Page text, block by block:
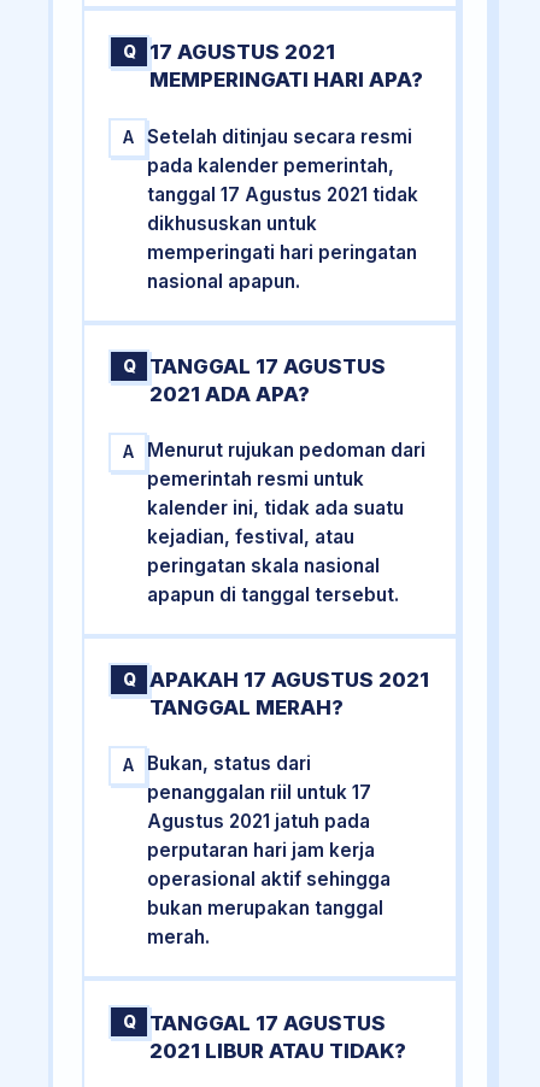
Q
17 AGUSTUS 2021
MEMPERINGATI HARI APA?
A
Setelah ditinjau secara resmi
pada kalender pemerintah,
tanggal 17 Agustus 2021 tidak
dikhususkan untuk
memperingati hari peringatan
nasional apapun.
Q
TANGGAL 17 AGUSTUS
2021 ADA APA?
A
Menurut rujukan pedoman dari
pemerintah resmi untuk
kalender ini, tidak ada suatu
kejadian, festival, atau
peringatan skala nasional
apapun di tanggal tersebut.
Q
APAKAH 17 AGUSTUS 2021
TANGGAL MERAH?
A
Bukan, status dari
penanggalan riil untuk 17
Agustus 2021 jatuh pada
perputaran hari jam kerja
operasional aktif sehingga
bukan merupakan tanggal
merah.
Q
TANGGAL 17 AGUSTUS
2021 LIBUR ATAU TIDAK?